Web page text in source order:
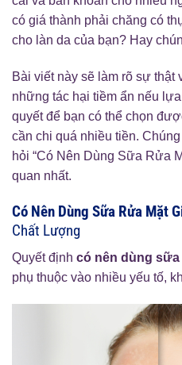
có giá thành phải chăng có
cho làn da của bạn? Hay
Bài viết này sẽ làm rõ sự thật
những tác hại tiềm ẩn nếu
quyết để bạn có thể chọn
cần chi quá nhiều tiền.
hỏi “Có Nên Dùng Sữa Rửa
quan nhất.
Có Nên Dùng Sữa Rửa Mặt
Chất Lượng
Quyết định có nên dùng sữa
phụ thuộc vào nhiều yếu tố,